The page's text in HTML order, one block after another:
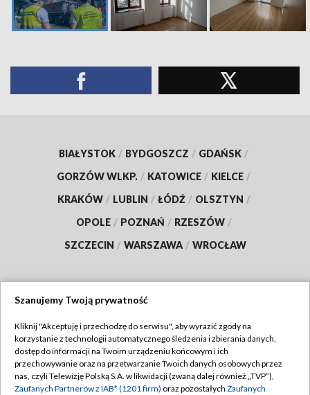
BIAŁYSTOK / BYDGOSZCZ / GDAŃSK /
GORZÓW WLKP. / KATOWICE / KIELCE /
KRAKÓW / LUBLIN / ŁÓDŹ / OLSZTYN /
OPOLE / POZNAŃ / RZESZÓW /
SZCZECIN / WARSZAWA / WROCŁAW
TVP
Abonament TVP
Emisja w TVP
Regulamin TVP
Polityka prywatności
Szanujemy Twoją prywatność
Kliknij "Akceptuję i przechodzę do serwisu", aby wyrazić zgody na
korzystanie z technologii automatycznego śledzenia i zbierania danych,
dostęp do informacji na Twoim urządzeniu końcowym i ich
przechowywanie oraz na przetwarzanie Twoich danych osobowych przez
nas, czyli Telewizję Polską S.A. w likwidacji (zwaną dalej również „TVP”),
Zaufanych Partnerów z IAB* (1201 firm) oraz pozostałych Zaufanych